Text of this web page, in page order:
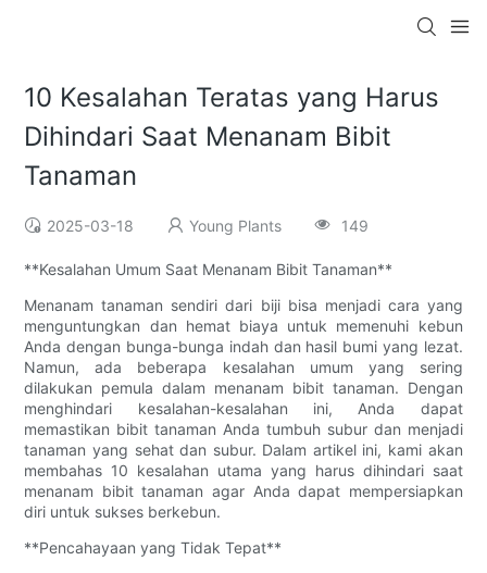
10 Kesalahan Teratas yang Harus
Dihindari Saat Menanam Bibit
Tanaman
2025-03-18 Young Plants 149
**Kesalahan Umum Saat Menanam Bibit Tanaman**
Menanam tanaman sendiri dari biji bisa menjadi cara yang
menguntungkan dan hemat biaya untuk memenuhi kebun
Anda dengan bunga-bunga indah dan hasil bumi yang lezat.
Namun, ada beberapa kesalahan umum yang sering
dilakukan pemula dalam menanam bibit tanaman. Dengan
menghindari kesalahan-kesalahan ini, Anda dapat
memastikan bibit tanaman Anda tumbuh subur dan menjadi
tanaman yang sehat dan subur. Dalam artikel ini, kami akan
membahas 10 kesalahan utama yang harus dihindari saat
menanam bibit tanaman agar Anda dapat mempersiapkan
diri untuk sukses berkebun.
**Pencahayaan yang Tidak Tepat**